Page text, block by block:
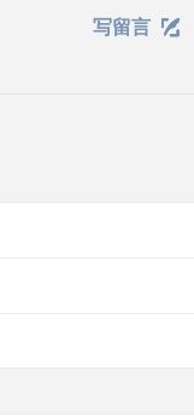
写留言 